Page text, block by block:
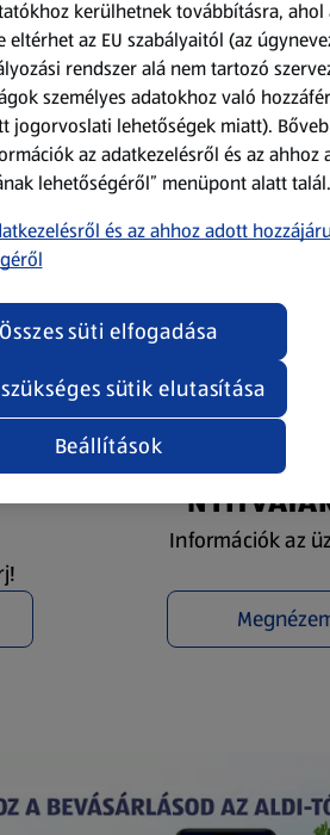
64 darab
64 darabonként
(59,36 Ft/1 darabonként)
3 799,00 Ft
Információk az
kerülhetnek továbbításra, ahol
az EU szabályaitól (az
rendszer alá nem tartozó
személyes adatokhoz való
jogorvoslati lehetőségek miatt).
az adatkezelésről és az ahhoz
lehetőségéről” menüpont alatt talál.
és az ahhoz adott
Beállítások
sütik elutasítása
Összes süti elfogadása